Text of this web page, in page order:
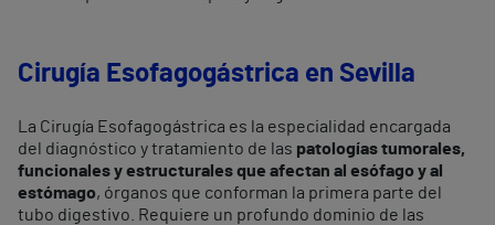
Cirugía Esofagogástrica en Sevilla
La Cirugía Esofagogástrica es la especialidad encargada
del diagnóstico y tratamiento de las patologías tumorales,
funcionales y estructurales que afectan al esófago y al
estómago, órganos que conforman la primera parte del
tubo digestivo. Requiere un profundo dominio de las